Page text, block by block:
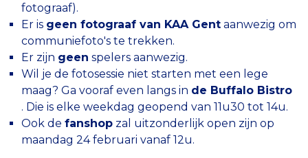
fotograaf).
Er is geen fotograaf van KAA Gent aanwezig om
communiefoto's te trekken.
Er zijn geen spelers aanwezig.
Wil je de fotosessie niet starten met een lege
maag? Ga vooraf even langs in de Buffalo Bistro
. Die is elke weekdag geopend van 11u30 tot 14u.
Ook de fanshop zal uitzonderlijk open zijn op
maandag 24 februari vanaf 12u.